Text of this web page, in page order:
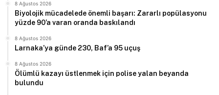
8 Ağustos 2026
Biyolojik mücadelede önemli başarı: Zararlı popülasyonu
yüzde 90’a varan oranda baskılandı
8 Ağustos 2026
Larnaka’ya günde 230, Baf’a 95 uçuş
8 Ağustos 2026
Ölümlü kazayı üstlenmek için polise yalan beyanda
bulundu